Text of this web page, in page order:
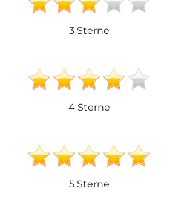
3 Sterne
4 Sterne
5 Sterne